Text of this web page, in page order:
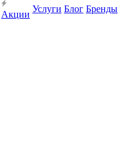
Акции
Услуги Блог Бренды